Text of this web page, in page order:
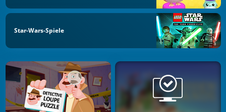
Star-Wars-Spiele